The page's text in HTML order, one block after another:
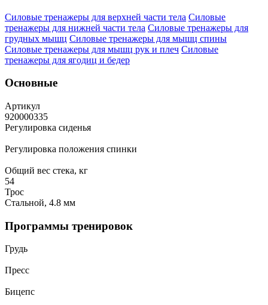
Силовые тренажеры для верхней части тела Силовые
тренажеры для нижней части тела Силовые тренажеры для
грудных мышц Силовые тренажеры для мышц спины
Силовые тренажеры для мышц рук и плеч Силовые
тренажеры для ягодиц и бедер
Основные
Артикул
920000335
Регулировка сиденья
Регулировка положения спинки
Общий вес стека, кг
54
Трос
Стальной, 4.8 мм
Программы тренировок
Грудь
Пресс
Бицепс